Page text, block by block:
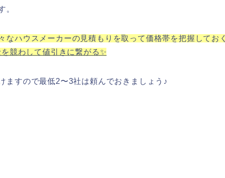
。
なハウスメーカーの見積もりを取って価格帯を把握しておく
競わして値引きに繋がる✨
ますので最低2〜3社は頼んでおきましょう♪